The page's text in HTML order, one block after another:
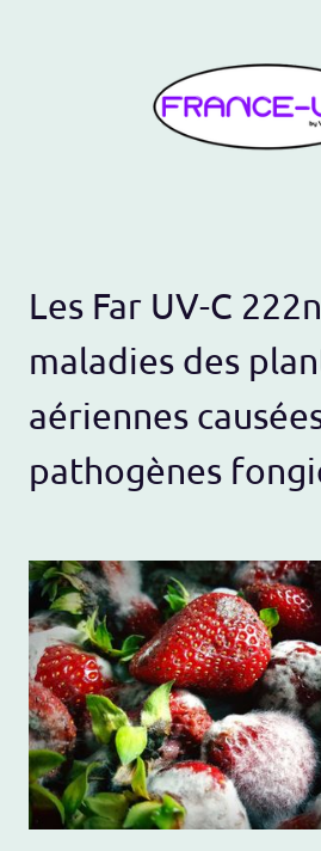
Les Far UV-C
maladies des
aériennes
pathogènes